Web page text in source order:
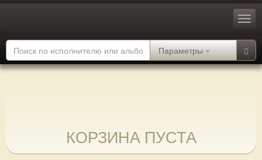
Параметры
КОРЗИНА ПУСТА